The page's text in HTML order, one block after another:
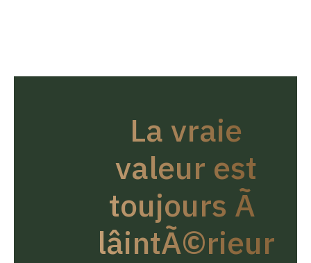
La vraie
valeur est
toujours Ã
lâintÃ©rieur